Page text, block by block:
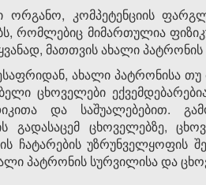
კომპეტენციის
რომლებიც მიმართულია
მათთვის ახალი
ახალი პატრონისა
ცხოველები
და საშუალებებით.
გადასაცემ ცხოველებზე,
ჩატარების
პატრონის სურვილისა და